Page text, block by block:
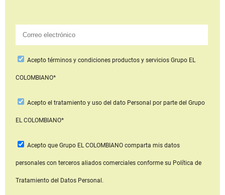
Aceptotérminos y condiciones productos y serviciosGrupo EL
COLOMBIANO*
Acepto el tratamiento y uso del dato Personal por parte del Grupo
EL COLOMBIANO*
Acepto que Grupo EL COLOMBIANOcomparta mis datos
personales con terceros aliados comerciales conforme su Política de
Tratamiento del Datos Personal.